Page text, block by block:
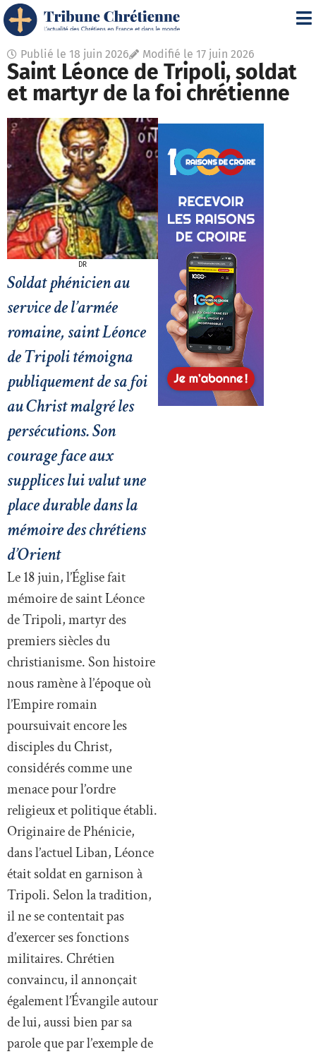
Publié le 18 juin 2026 Modifié le 17 juin 2026
Saint Léonce de Tripoli, soldat
et martyr de la foi chrétienne
DR
Soldat phénicien au
service de l’armée
romaine, saint Léonce
de Tripoli témoigna
publiquement de sa foi
au Christ malgré les
persécutions. Son
courage face aux
supplices lui valut une
place durable dans la
mémoire des chrétiens
d’Orient
Le 18 juin, l’Église fait
mémoire de saint Léonce
de Tripoli, martyr des
premiers siècles du
christianisme. Son histoire
nous ramène à l’époque où
l’Empire romain
poursuivait encore les
disciples du Christ,
considérés comme une
menace pour l’ordre
religieux et politique établi.
Originaire de Phénicie,
dans l’actuel Liban, Léonce
était soldat en garnison à
Tripoli. Selon la tradition,
il ne se contentait pas
d’exercer ses fonctions
militaires. Chrétien
convaincu, il annonçait
également l’Évangile autour
de lui, aussi bien par sa
parole que par l’exemple de